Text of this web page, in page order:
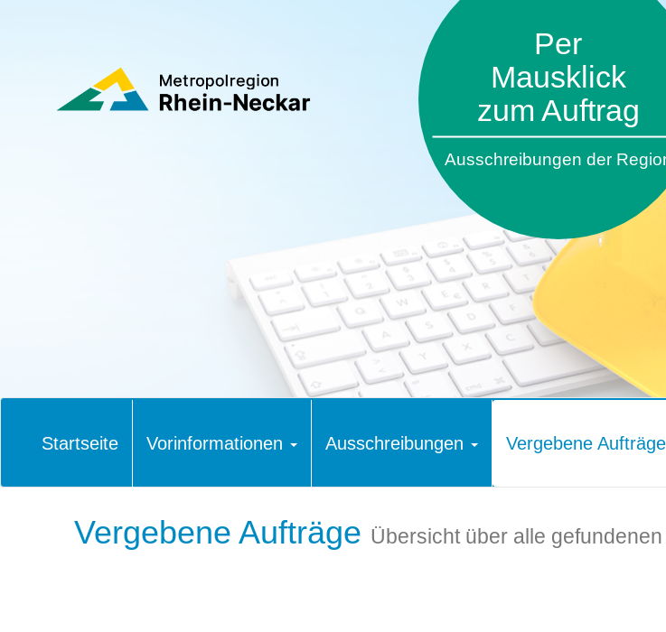
Per
Mausklick
zum Auftrag
Ausschreibungen der
Startseite Vorinformationen Ausschreibungen Vergebene Aufträge
Vergebene Aufträge Übersicht über alle